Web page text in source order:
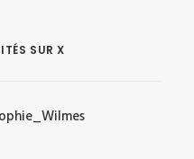
SUR X